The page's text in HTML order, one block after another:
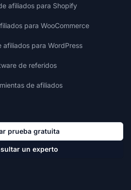
afiliados para Shopify
para WooCommerce
afiliados para WordPress
de referidos
de afiliados
prueba gratuita
un experto